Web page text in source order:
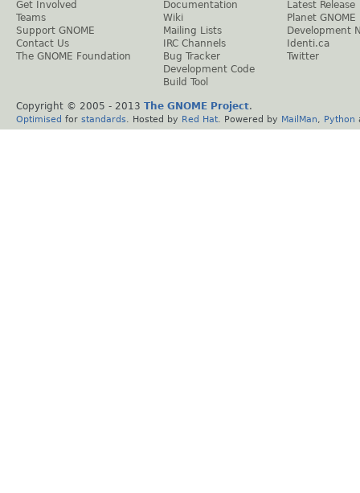
Get Involved
Teams
Support GNOME
Contact Us
The GNOME Foundation
Documentation
Wiki
Mailing Lists
IRC Channels
Bug Tracker
Development Code
Build Tool
Latest Release
Planet GNOME
Development
Identi.ca
Twitter
Copyright © 2005 - 2013 The GNOME Project.
Optimised for standards . Hosted by Red Hat . Powered by MailMan Python